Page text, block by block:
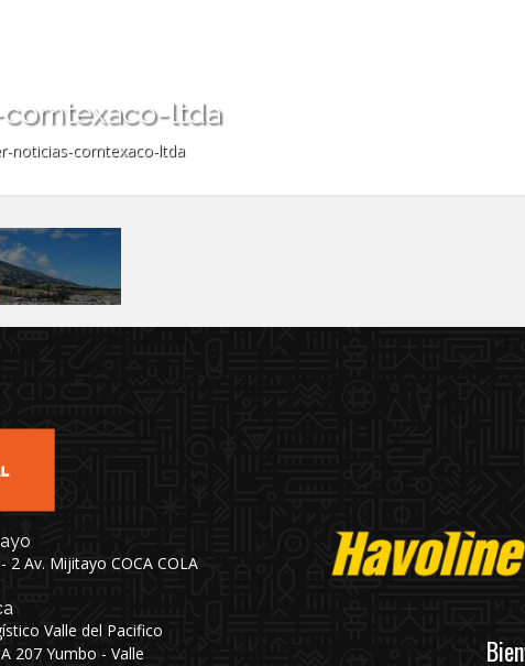
ltda
noticias-comtexaco-ltda
2 Av. Mijitayo COCA COLA
Valle del Pacifico
207 Yumbo - Valle